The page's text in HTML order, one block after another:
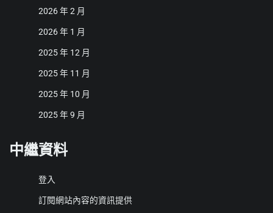
2026 年 2 月
2026 年 1 月
2025 年 12 月
2025 年 11 月
2025 年 10 月
2025 年 9 月
中繼資料
登入
訂閱網站內容的資訊提供